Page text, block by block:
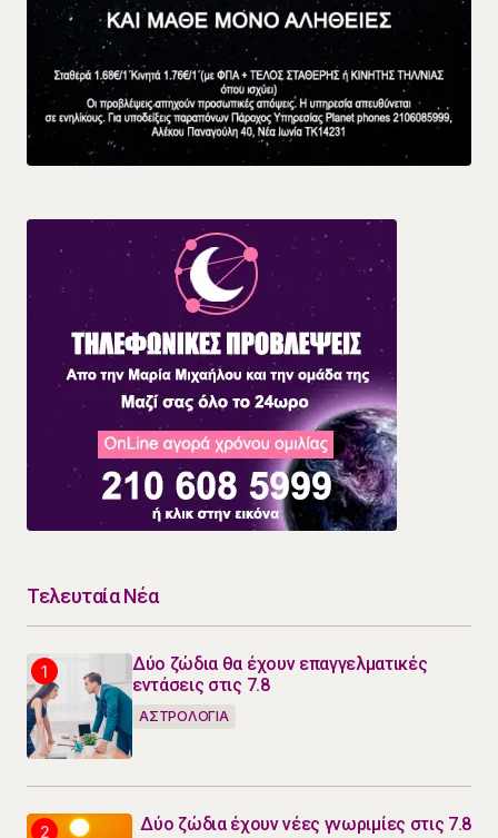
Τελευταία Νέα
Δύο ζώδια θα έχουν επαγγελματικές
εντάσεις στις 7.8
ΑΣΤΡΟΛΟΓΙΑ
Δύο ζώδια έχουν νέες γνωριμίες στις 7.8